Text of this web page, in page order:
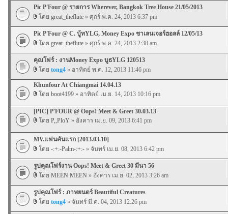
Pic P'Four @ รายการ Wherever, Bangkok Tree House 21/05/2013
โดย great_theflute » ศุกร์ พ.ค. 24, 2013 6:37 pm
Pic P'Four @ C. บู้ทYLG, Money Expo ชาเลนเจอร์ฮอลล์ 12/05/13
โดย great_theflute » ศุกร์ พ.ค. 24, 2013 2:38 am
คุณโฟร์ : งานMoney Expo บูธYLG 120513
โดย tong4 » อาทิตย์ พ.ค. 12, 2013 11:46 pm
Khunfour At Chiangmai 14.04.13
โดย boot4199 » อาทิตย์ เม.ย. 14, 2013 10:16 pm
[PIC] P'FOUR @ Oops! Meet & Greet 30.03.13
โดย P,,PloY » อังคาร เม.ย. 09, 2013 6:41 pm
MV.แฟนคันแรก [2013.03.10]
โดย -:+:-Palm-:+:- » จันทร์ เม.ย. 08, 2013 6:42 pm
รูปคุณโฟร์งาน Oops! Meet & Greet 30 มีนา 56
โดย MEEN.MEEN » อังคาร เม.ย. 02, 2013 3:26 am
รูปคุณโฟร์ : ภาพยนตร์ Beautiful Creatures
โดย tong4 » จันทร์ มี.ค. 04, 2013 12:26 pm